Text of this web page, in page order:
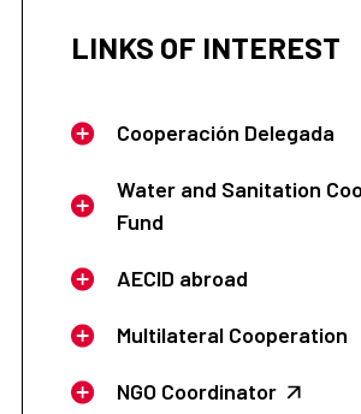
LINKS OF INTEREST
Cooperación Delegada
Water and Sanitation
Fund
AECID abroad
Multilateral Cooperation
NGO Coordinator